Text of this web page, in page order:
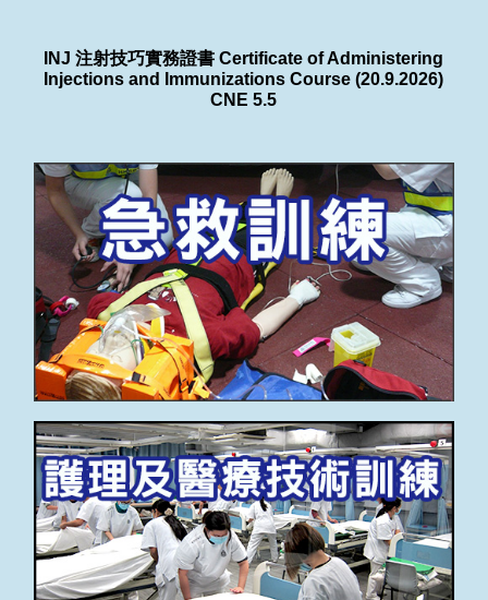
INJ 注射技巧實務證書 Certificate of Administering
Injections and Immunizations Course (20.9.2026)
CNE 5.5